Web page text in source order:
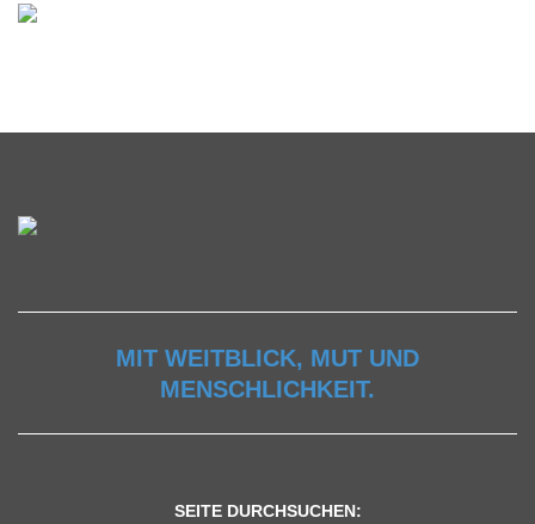
MIT WEITBLICK, MUT UND
MENSCHLICHKEIT.
SEITE DURCHSUCHEN: